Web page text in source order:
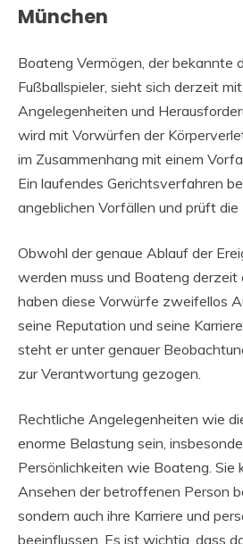
München
Boateng Vermögen, der bekannte
Fußballspieler, sieht sich derzeit
Angelegenheiten und
wird mit Vorwürfen der
im Zusammenhang mit einem
Ein laufendes Gerichtsverfahren
angeblichen Vorfällen und prüft
Obwohl der genaue Ablauf der
werden muss und Boateng derzeit
haben diese Vorwürfe zweifellos
seine Reputation und seine
steht er unter genauer
zur Verantwortung gezogen.
Rechtliche Angelegenheiten wie
enorme Belastung sein,
Persönlichkeiten wie Boateng. Sie
Ansehen der betroffenen Person
sondern auch ihre Karriere und
beeinflussen. Es ist wichtig, dass